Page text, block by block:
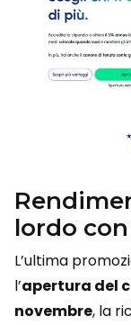
lordo
L’ultima
l’apertura del
novembre, la